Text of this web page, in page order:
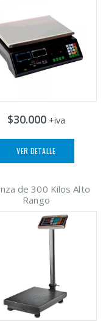
$30.000 +iva
VER DETALLE
de 300 Kilos Alto
Rango